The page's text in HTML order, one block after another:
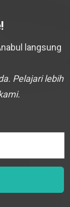
langsung
Pelajari lebih